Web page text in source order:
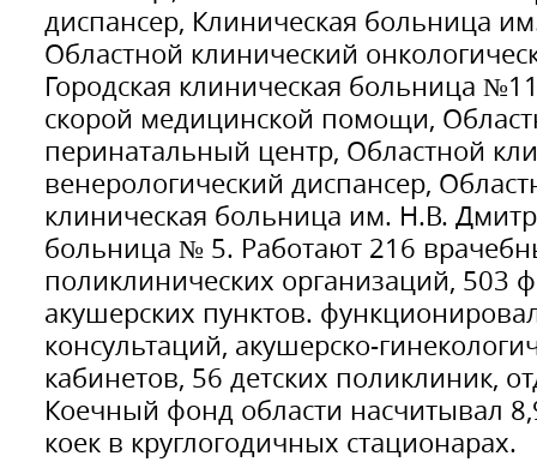
диспансер, Клиническая больница
Областной клинический
Городская клиническая больница
скорой медицинской помощи,
перинатальный центр, Областной
венерологический диспансер,
клиническая больница им. Н.В.
больница № 5. Работают 216
поликлинических организаций, 503
акушерских пунктов.
консультаций, акушерско-
кабинетов, 56 детских поликлиник,
Коечный фонд области насчитывал
коек в круглогодичных стационарах.